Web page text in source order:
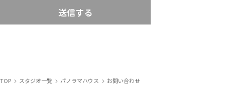
送信する
TOP スタジオ一覧 パノラマハウス お問い合わせ